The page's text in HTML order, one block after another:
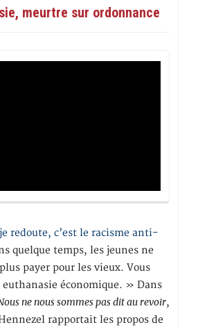
meurtre sur ordonnance
redoute, c’est le racisme anti-
quelque temps, les jeunes ne
payer pour les vieux. Vous
euthanasie économique. » Dans
ne nous sommes pas dit au revoir,
rapportait les propos de